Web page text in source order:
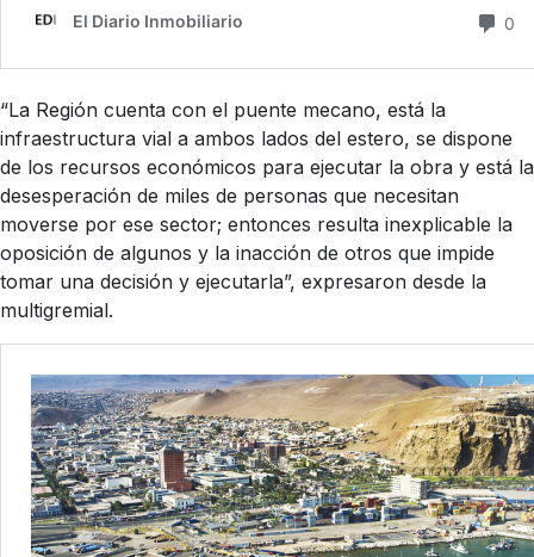
“La Región cuenta con el puente mecano, está la
infraestructura vial a ambos lados del estero, se dispone
de los recursos económicos para ejecutar la obra y está la
desesperación de miles de personas que necesitan
moverse por ese sector; entonces resulta inexplicable la
oposición de algunos y la inacción de otros que impide
tomar una decisión y ejecutarla”, expresaron desde la
multigremial.